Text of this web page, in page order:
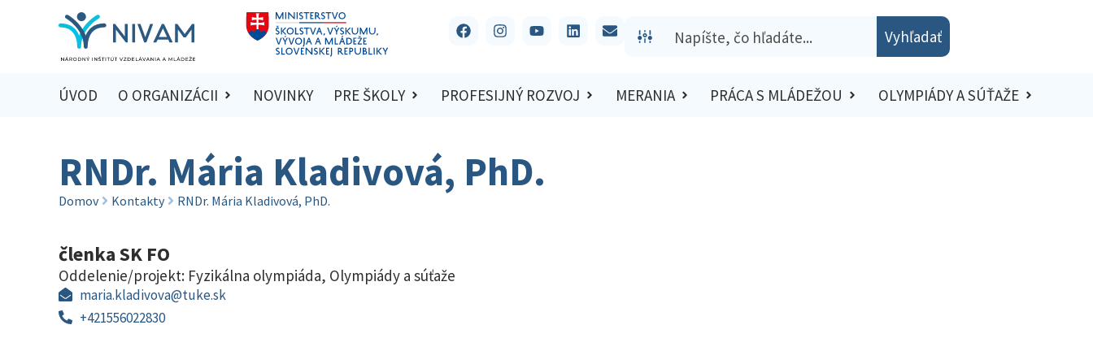
Vyhľadať
ÚVOD O ORGANIZÁCII NOVINKY PRE ŠKOLY PROFESIJNÝ ROZVOJ MERANIA PRÁCA S MLÁDEŽOU OLYMPIÁDY A SÚŤAŽE
RNDr. Mária Kladivová, PhD.
Domov Kontakty RNDr. Mária Kladivová, PhD.
členka SK FO
Oddelenie/projekt: Fyzikálna olympiáda, Olympiády a súťaže
maria.kladivova@tuke.sk
+421556022830